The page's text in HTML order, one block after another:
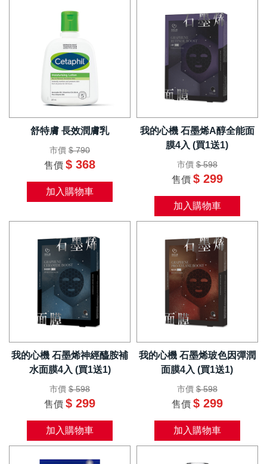
舒特膚 長效潤膚乳
市價 $ 790
售價 $ 368
加入購物車
我的心機 石墨烯A醇全能面
膜4入 (買1送1)
市價 $ 598
售價 $ 299
加入購物車
我的心機 石墨烯神經醯胺補
水面膜4入 (買1送1)
市價 $ 598
售價 $ 299
加入購物車
我的心機 石墨烯玻色因彈潤
面膜4入 (買1送1)
市價 $ 598
售價 $ 299
加入購物車